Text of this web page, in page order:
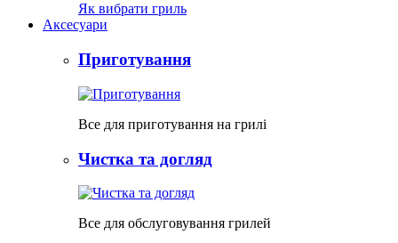
Як вибрати гриль
Аксесуари
Приготування
Все для приготування на грилі
Чистка та догляд
Все для обслуговування грилей